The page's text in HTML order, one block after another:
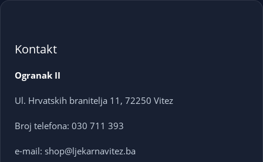
Kontakt
Ogranak II
Ul. Hrvatskih branitelja 11, 72250 Vitez
Broj telefona: 030 711 393
e-mail: shop@ljekarnavitez.ba